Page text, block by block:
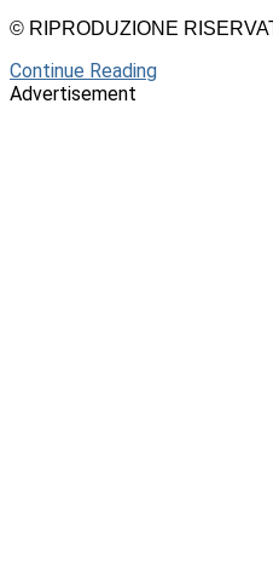
© RIPRODUZIONE
Continue Reading
Advertisement